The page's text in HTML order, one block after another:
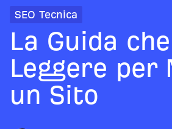
SEO Tecnica
La Guida
Leggere per
un Sito